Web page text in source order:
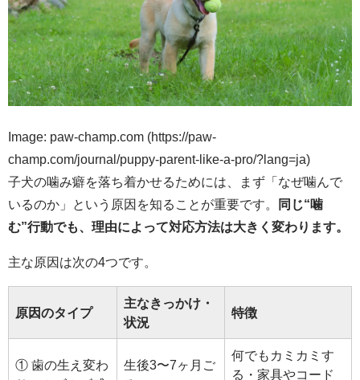
Image: paw-champ.com (https://paw-
champ.com/journal/puppy-parent-like-a-pro/?lang=ja)
子犬の噛み癖を落ち着かせるためには、まず「なぜ噛んで
いるのか」という原因を知ることが重要です。
同じ“噛
む”行動でも、理由によって対応方法は大きく変わります。
主な原因は次の4つです。
原因のタイプ
主なきっかけ・
状況
特徴
① 歯の生え変わ
生後3〜7ヶ月ご
何でもカミカミす
る・家具やコード